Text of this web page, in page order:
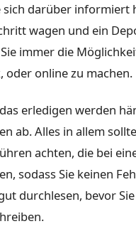
sich darüber informiert
wagen und ein
immer die
oder online zu machen.
erledigen werden
ab. Alles in allem
achten, die bei
sodass Sie keinen
durchlesen, bevor